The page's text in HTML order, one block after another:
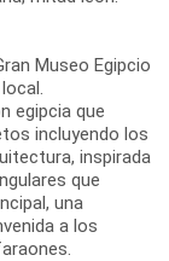
Museo Egipcio
egipcia que
incluyendo los
inspirada
que
una
a los